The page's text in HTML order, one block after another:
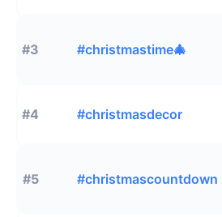
#3 #christmastime🎄
#4 #christmasdecor
#5 #christmascountdown